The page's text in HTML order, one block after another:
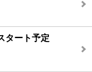
タート予定